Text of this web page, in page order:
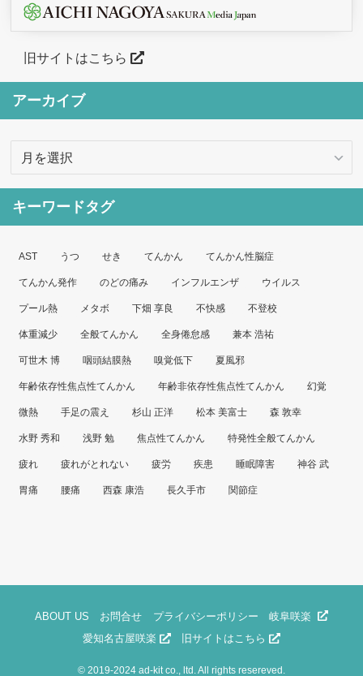
旧サイトはこちら
アーカイブ
カ
イ
キーワードタグ
AST うつ せき てんかん てんかん性脳症
てんかん発作 のどの痛み インフルエンザ ウイルス
プール熱 メタボ 下畑 享良 不快感 不登校
体重減少 全般てんかん 全身倦怠感 兼本 浩祐
可世木 博 咽頭結膜熱 嗅覚低下 夏風邪
年齢依存性焦点性てんかん 年齢非依存性焦点性てんかん 幻覚
微熱 手足の震え 杉山 正洋 松本 美富士 森 敦幸
水野 秀和 浅野 勉 焦点性てんかん 特発性全般てんかん
疲れ 疲れがとれない 疲労 疾患 睡眠障害 神谷 武
胃痛 腰痛 西森 康浩 長久手市 関節症
ABOUT US お問合せ プライバシーポリシー
岐阜咲楽
愛知名古屋咲楽
旧サイトはこちら
© 2019-2024 ad-kit co., ltd. All rights resereved.